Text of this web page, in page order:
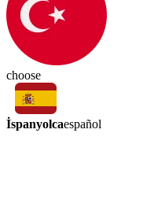
choose
İspanyolcaespañol